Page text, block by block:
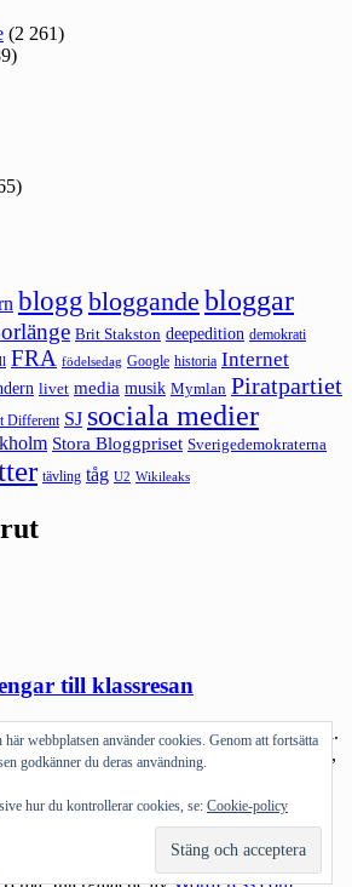
(2 261)
blogg bloggande bloggar
Brit Stakston deepedition demokrati
FRA födelsedag Google historia Internet
livet media musik Mymlan Piratpartiet
Different SJ sociala medier
Stora Bloggpriset Sverigedemokraterna
tävling tåg U2 Wikileaks
till klassresan
här. Du vet aktier är framtiden för Afrika.
Det verkar som om Carl Bildt,
annat som folk säljer på sina jobb till
lite aktier på regeringsammanträdena.
aktier. Blir lite folkligare. […]
Tema: Intergalactic avWordPress.com.
webbplatsen använder cookies. Genom att fortsätta
godkänner du deras användning.
hur du kontrollerar cookies, se: Cookie-policy